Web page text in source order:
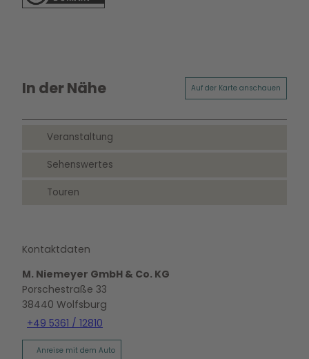
In der Nähe Auf der Karte anschauen
Veranstaltung
Sehenswertes
Touren
Kontaktdaten
M. Niemeyer GmbH & Co. KG
Porschestraße 33
38440 Wolfsburg
+49 5361 / 12810
Anreise mit dem Auto